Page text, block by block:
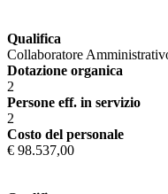
Qualifica
Collaboratore
Dotazione organica
2
Persone eff. in servizio
2
Costo del personale
€ 98.537,00